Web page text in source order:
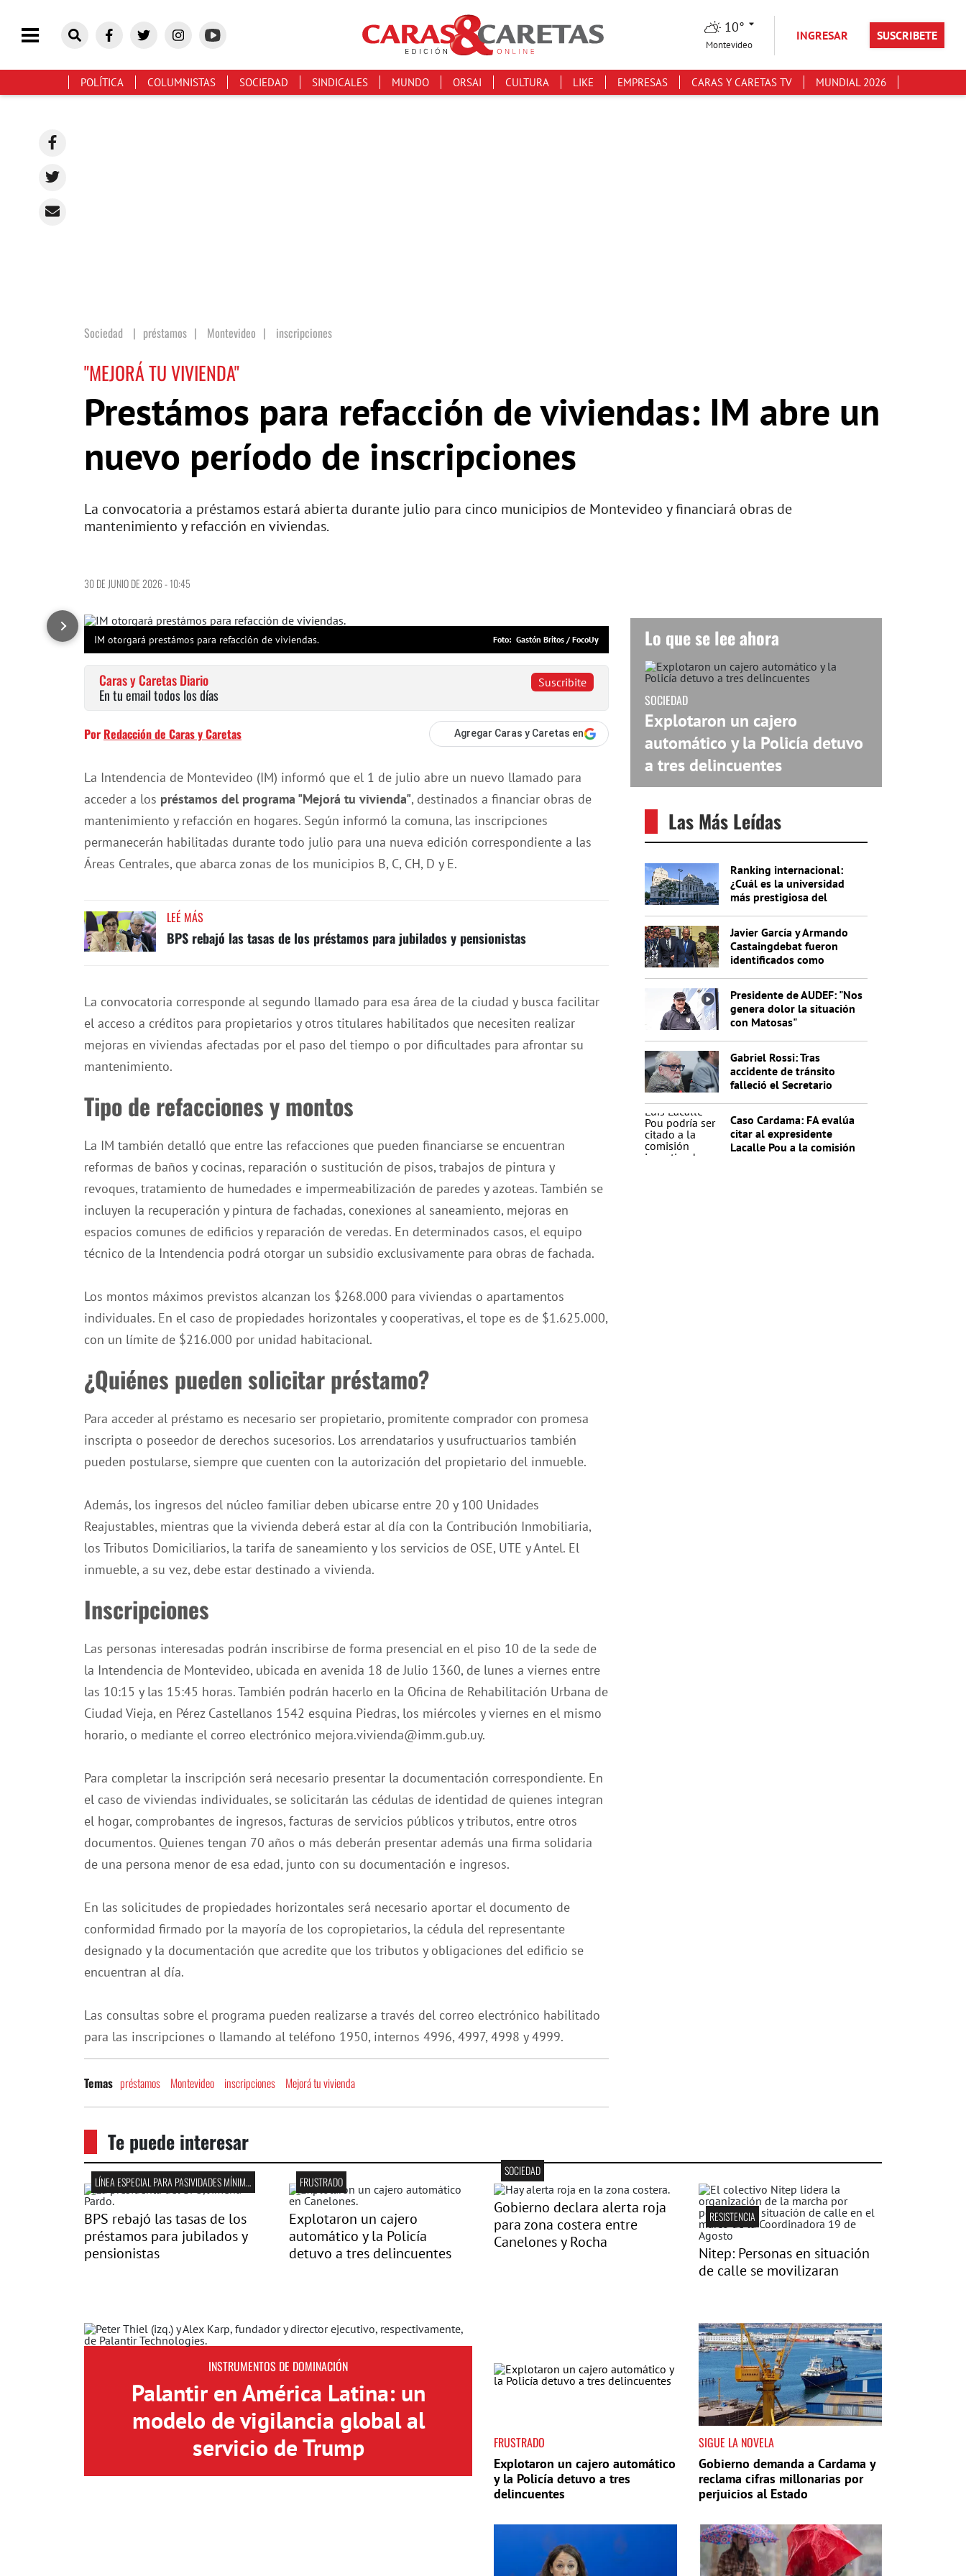
10°
Montevideo
INGRESAR SUSCRIBETE
POLÍTICA COLUMNISTAS SOCIEDAD SINDICALES MUNDO ORSAI CULTURA LIKE EMPRESAS CARAS Y CARETAS TV MUNDIAL 2026
Sociedad préstamos | Montevideo | inscripciones
"MEJORÁ TU VIVIENDA"
Prestámos para refacción de viviendas: IM abre un
nuevo período de inscripciones
La convocatoria a préstamos estará abierta durante julio para cinco municipios de Montevideo y financiará obras de
mantenimiento y refacción en viviendas.
30 DE JUNIO DE 2026 - 10:45
IM otorgará prestámos para refacción de viviendas. Gastón Britos / FocoUy
Suscribite
Caras y Caretas Diario
En tu email todos los días
Por Redacción de Caras y Caretas Agregar Caras y Caretas en
La Intendencia de Montevideo (IM) informó que el 1 de julio abre un nuevo llamado para
acceder a los préstamos del programa "Mejorá tu vivienda", destinados a financiar obras de
mantenimiento y refacción en hogares. Según informó la comuna, las inscripciones
permanecerán habilitadas durante todo julio para una nueva edición correspondiente a las
Áreas Centrales, que abarca zonas de los municipios B, C, CH, D y E.
LEÉ MÁS
BPS rebajó las tasas de los préstamos para jubilados y pensionistas
La convocatoria corresponde al segundo llamado para esa área de la ciudad y busca facilitar
el acceso a créditos para propietarios y otros titulares habilitados que necesiten realizar
mejoras en viviendas afectadas por el paso del tiempo o por dificultades para afrontar su
mantenimiento.
Tipo de refacciones y montos
La IM también detalló que entre las refacciones que pueden financiarse se encuentran
reformas de baños y cocinas, reparación o sustitución de pisos, trabajos de pintura y
revoques, tratamiento de humedades e impermeabilización de paredes y azoteas. También se
incluyen la recuperación y pintura de fachadas, conexiones al saneamiento, mejoras en
espacios comunes de edificios y reparación de veredas. En determinados casos, el equipo
técnico de la Intendencia podrá otorgar un subsidio exclusivamente para obras de fachada.
Los montos máximos previstos alcanzan los $268.000 para viviendas o apartamentos
individuales. En el caso de propiedades horizontales y cooperativas, el tope es de $1.625.000,
con un límite de $216.000 por unidad habitacional.
¿Quiénes pueden solicitar préstamo?
Para acceder al préstamo es necesario ser propietario, promitente comprador con promesa
inscripta o poseedor de derechos sucesorios. Los arrendatarios y usufructuarios también
pueden postularse, siempre que cuenten con la autorización del propietario del inmueble.
Además, los ingresos del núcleo familiar deben ubicarse entre 20 y 100 Unidades
Reajustables, mientras que la vivienda deberá estar al día con la Contribución Inmobiliaria,
los Tributos Domiciliarios, la tarifa de saneamiento y los servicios de OSE, UTE y Antel. El
inmueble, a su vez, debe estar destinado a vivienda.
Inscripciones
Las personas interesadas podrán inscribirse de forma presencial en el piso 10 de la sede de
la Intendencia de Montevideo, ubicada en avenida 18 de Julio 1360, de lunes a viernes entre
las 10:15 y las 15:45 horas. También podrán hacerlo en la Oficina de Rehabilitación Urbana de
Ciudad Vieja, en Pérez Castellanos 1542 esquina Piedras, los miércoles y viernes en el mismo
horario, o mediante el correo electrónico mejora.vivienda@imm.gub.uy.
Para completar la inscripción será necesario presentar la documentación correspondiente. En
el caso de viviendas individuales, se solicitarán las cédulas de identidad de quienes integran
el hogar, comprobantes de ingresos, facturas de servicios públicos y tributos, entre otros
documentos. Quienes tengan 70 años o más deberán presentar además una firma solidaria
de una persona menor de esa edad, junto con su documentación e ingresos.
En las solicitudes de propiedades horizontales será necesario aportar el documento de
conformidad firmado por la mayoría de los copropietarios, la cédula del representante
designado y la documentación que acredite que los tributos y obligaciones del edificio se
encuentran al día.
Las consultas sobre el programa pueden realizarse a través del correo electrónico habilitado
para las inscripciones o llamando al teléfono 1950, internos 4996, 4997, 4998 y 4999.
Temas préstamos Montevideo inscripciones Mejorá tu vivienda
Lo que se lee ahora
SOCIEDAD
Explotaron un cajero
automático y la Policía detuvo
a tres delincuentes
Las Más Leídas
Ranking internacional:
¿Cuál es la universidad
más prestigiosa del
Javier García y Armando
Castaingdebat fueron
identificados como
Presidente de AUDEF: "Nos
genera dolor la situación
con Matosas"
Gabriel Rossi: Tras
accidente de tránsito
falleció el Secretario
Caso Cardama: FA evalúa
citar al expresidente
Lacalle Pou a la comisión
Te puede interesar
LÍNEA ESPECIAL PARA PASIVIDADES MÍNIMAS
BPS rebajó las tasas de los
préstamos para jubilados y
pensionistas
FRUSTRADO
Explotaron un cajero
automático y la Policía
detuvo a tres delincuentes
SOCIEDAD
Gobierno declara alerta roja
para zona costera entre
Canelones y Rocha
RESISTENCIA
Nitep: Personas en situación
de calle se movilizaran
INSTRUMENTOS DE DOMINACIÓN
Palantir en América Latina: un
modelo de vigilancia global al
servicio de Trump
FRUSTRADO
Explotaron un cajero automático
y la Policía detuvo a tres
delincuentes
SIGUE LA NOVELA
Gobierno demanda a Cardama y
reclama cifras millonarias por
perjuicios al Estado